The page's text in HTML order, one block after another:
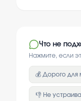
Что не
Нажмите, если
💰 Дорого для
👎 Не